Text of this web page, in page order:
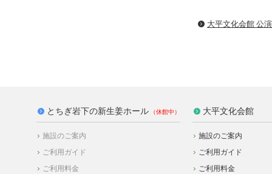
大平文化会館 公
とちぎ岩下の新生姜ホール
施設のご案内
ご利用ガイド
ご利用料金
大平文化会館
施設のご案内
ご利用ガイド
ご利用料金